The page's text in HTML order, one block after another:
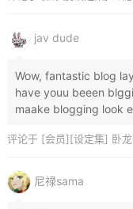
jav dude
Wow, fantastic blog
have youu beeen
maake blogging look
magnificent, let…
评论于 [会员][设定集] 卧龙苍天陨
尼禄sama